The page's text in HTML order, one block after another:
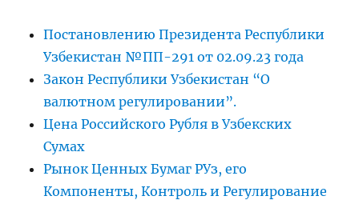
Постановлению Президента Республики
Узбекистан №ПП-291 от 02.09.23 года
Закон Республики Узбекистан “О
валютном регулировании”.
Цена Российского Рубля в Узбекских
Сумах
Рынок Ценных Бумаг РУз, его
Компоненты, Контроль и Регулирование